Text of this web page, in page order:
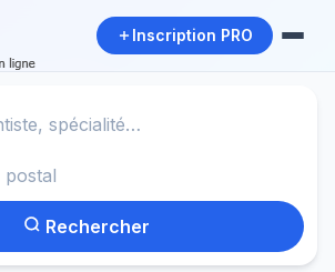
Inscription PRO
Rechercher
✓